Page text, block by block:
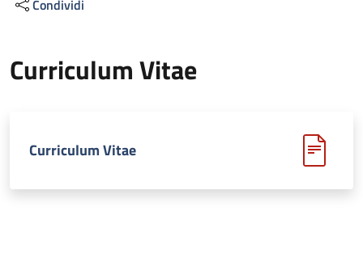
Condividi
Curriculum Vitae
Curriculum Vitae